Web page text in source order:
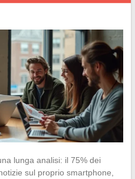
lunga analisi: il 75% dei
sul proprio smartphone,